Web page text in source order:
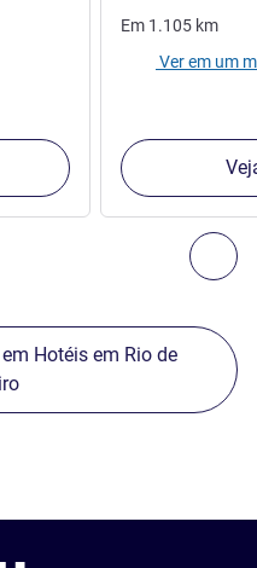
estabelecimentos nas
estabelecimentos nas
ALL)
Em 1.105 km
Ver em um
Hotéis em Rio de